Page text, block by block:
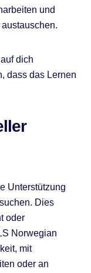
und
dich
dass das Lernen
Unterstützung
Dies
oder
Norwegian
mit
oder an